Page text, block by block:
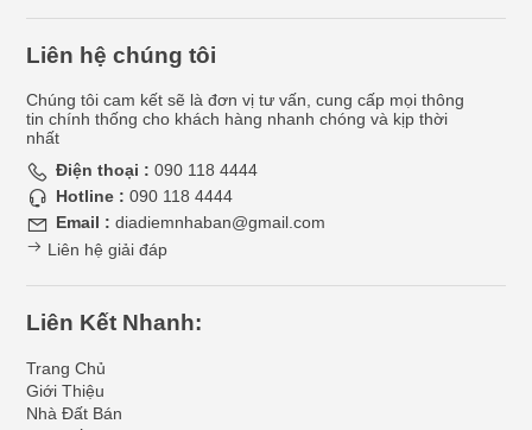
Liên hệ chúng tôi
Chúng tôi cam kết sẽ là đơn vị tư vấn, cung cấp mọi thông
tin chính thống cho khách hàng nhanh chóng và kịp thời
nhất
Điện thoại : 090 118 4444
Hotline : 090 118 4444
Email : diadiemnhaban@gmail.com
Liên hệ giải đáp
Liên Kết Nhanh:
Trang Chủ
Giới Thiệu
Nhà Đất Bán